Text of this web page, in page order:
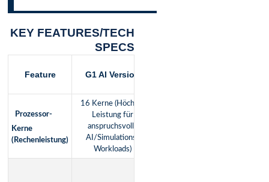
KEY FEATURES/TECH
SPECS
Feature G1 AI Version
Prozessor-
Kerne
(Rechenleistung)
16 Kerne (Höchste
Leistung für
anspruchsvolle
AI/Simulations-
Workloads)